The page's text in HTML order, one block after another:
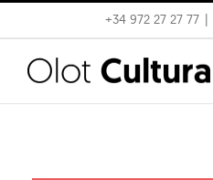
to
content
+34 972 27 27 77